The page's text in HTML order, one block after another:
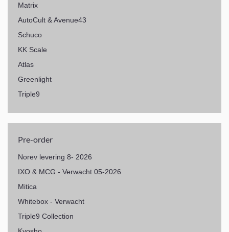
Matrix
AutoCult & Avenue43
Schuco
KK Scale
Atlas
Greenlight
Triple9
Pre-order
Norev levering 8- 2026
IXO & MCG - Verwacht 05-2026
Mitica
Whitebox - Verwacht
Triple9 Collection